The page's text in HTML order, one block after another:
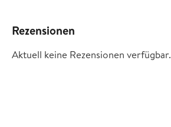
Rezensionen
Aktuell keine Rezensionen verfügbar.